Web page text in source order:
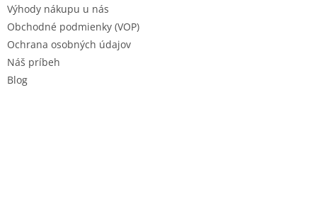
Výhody nákupu u nás
Obchodné podmienky (VOP)
Ochrana osobných údajov
Náš príbeh
Blog